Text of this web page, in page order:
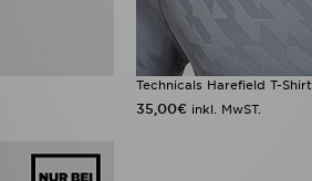
Technicals Harefield T-Shirt
35,00€ inkl. MwST.